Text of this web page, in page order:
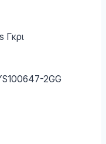
Γκρι
2GG